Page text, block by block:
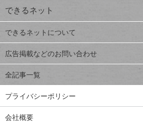
close
閉じ
る
連載
Excel Q&A
トイアンナ流仕
事術
ではじめる業務
の完全自動化
AI議事録作成術
できるネット
できるネットについて
広告掲載などのお問い合わせ
全記事一覧
プライバシーポリシー
会社概要